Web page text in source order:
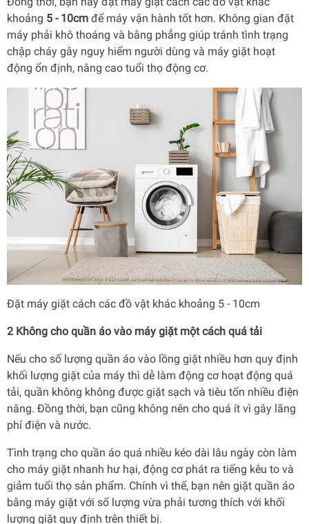
khoảng 5 - 10cm để máy vận hành tốt hơn. Không gian đặt
máy phải khô thoáng và bằng phẳng giúp tránh tình trạng
chập cháy gây nguy hiểm người dùng và máy giặt hoạt
động ổn định, nâng cao tuổi thọ động cơ.
Đặt máy giặt cách các đồ vật khác khoảng 5 - 10cm
2 Không cho quần áo vào máy giặt một cách quá tải
Nếu cho số lượng quần áo vào lồng giặt nhiều hơn quy định
khối lượng giặt của máy thì dễ làm động cơ hoạt động quá
tải, quần không không được giặt sạch và tiêu tốn nhiều điện
năng. Đồng thời, bạn cũng không nên cho quá ít vì gây lãng
phí điện và nước.
Tình trạng cho quần áo quá nhiều kéo dài lâu ngày còn làm
cho máy giặt nhanh hư hại, động cơ phát ra tiếng kêu to và
giảm tuổi thọ sản phẩm. Chính vì thế, bạn nên giặt quần áo
bằng máy giặt với số lượng vừa phải tương thích với khối
lượng giặt quy định trên thiết bị.